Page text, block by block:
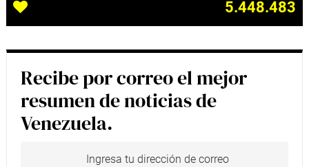
5.448.483
Recibe por correo el mejor
resumen de noticias de
Venezuela.